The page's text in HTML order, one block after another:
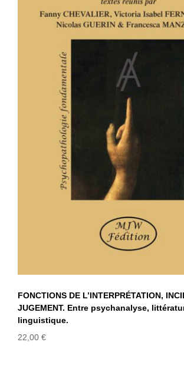
FONCTIONS DE
INCIDENCES DU
psychanalyse,
linguistique.
FONCTIONS DE L’INTERPRÉTATION,
JUGEMENT. Entre psychanalyse,
linguistique.
22,00 €